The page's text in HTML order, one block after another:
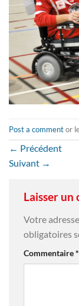
Post a commentor
← Précédent
Suivant →
Laisser un
Votre
obligatoires
Commentaire*